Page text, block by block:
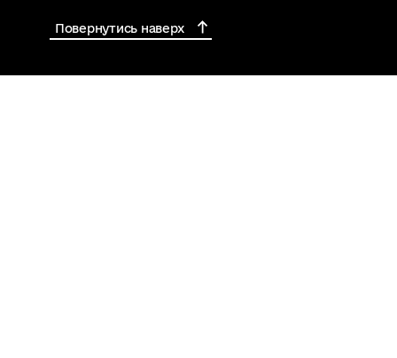
Повернутись наверх